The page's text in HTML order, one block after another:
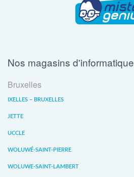
Nos magasins d'informatique
Bruxelles
IXELLES – BRUXELLES
JETTE
UCCLE
WOLUWÉ-SAINT-PIERRE
WOLUWE-SAINT-LAMBERT